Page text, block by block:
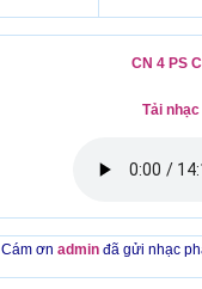
CN 4 PS
Tải nhạc
Cám ơn admin đã gửi nhạc